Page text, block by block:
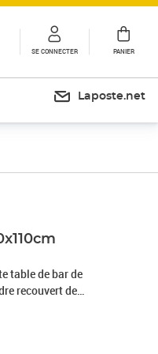
SE CONNECTER PANIER
Laposte.net
table de bar de
recouvert de
des années
boissons, de la